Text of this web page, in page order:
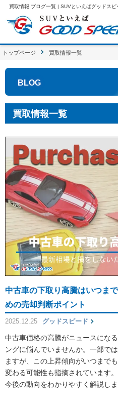
買取情報 ブログ一覧 | SUVといえばグッドス
トップページ 買取情報一覧
BLOG
買取情報一覧
中古車の下取り高騰はいつま
めの売却判断ポイント
2025.12.25 グッドスピード
中古車価格の高騰がニュースにな
ングに悩んでいませんか。一部で
ますが、この上昇傾向がいつまで
変わる可能性も指摘されています
今後の動向をわかりやすく解説しま